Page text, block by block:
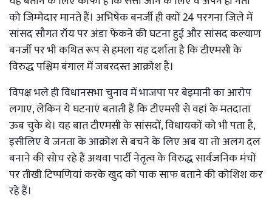
को जिम्मेदार मानते हैं। अभिषेक बनर्जी ही क्यों 24 परगना जिले में
सांसद सौगत रॉय पर अंडा फेंकने की घटना हुई और सांसद कल्याण
बनर्जी पर भी कथित रूप से हमला यह दर्शाता है कि टीएमसी के
विरुद्ध पश्चिम बंगाल में जबरदस्त आक्रोश है।
विपक्ष भले ही विधानसभा चुनाव में भाजपा पर बेइमानी का आरोप
लगाए, लेकिन ये घटनाएं बताती हैं कि टीएमसी से वहां के मतदाता
ऊब चुके थे। यह बात टीएमसी के सांसदों, विधायकों को भी पता है,
इसीलिए वे जनता के आक्रोश से बचने के लिए अब या तो अलग दल
बनाने की सोच रहे हैं अथवा पार्टी नेतृत्व के विरुद्ध सार्वजनिक मंचों
पर तीखी टिप्पणियां करके खुद को पाक साफ बताने की कोशिश कर
रहे हैं।